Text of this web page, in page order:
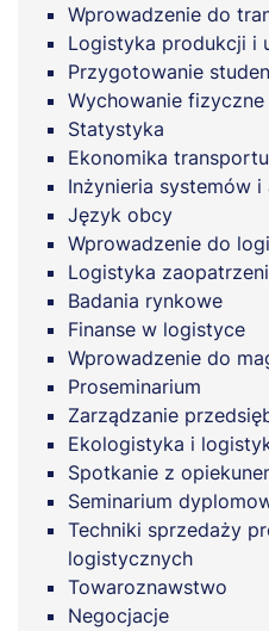
Wprowadzenie do
Logistyka produkcji i
Przygotowanie
Wychowanie fizyczne
Statystyka
Ekonomika transportu
Inżynieria systemów
Język obcy
Wprowadzenie do
Logistyka
Badania rynkowe
Finanse w logistyce
Wprowadzenie do
Proseminarium
Zarządzanie
Ekologistyka i
Spotkanie z
Seminarium
Techniki sprzedaży
logistycznych
Towaroznawstwo
Negocjacje